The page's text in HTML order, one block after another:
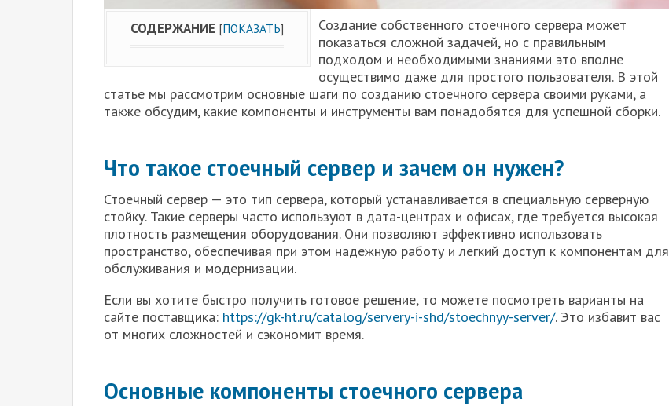
СОДЕРЖАНИЕ [ПОКАЗАТЬ]
Создание собственного стоечного сервера может
показаться сложной задачей, но с правильным
подходом и необходимыми знаниями это вполне
осуществимо даже для простого пользователя. В этой
статье мы рассмотрим основные шаги по созданию стоечного сервера своими руками, а
также обсудим, какие компоненты и инструменты вам понадобятся для успешной сборки.
Что такое стоечный сервер и зачем он нужен?
Стоечный сервер — это тип сервера, который устанавливается в специальную серверную
стойку. Такие серверы часто используют в дата-центрах и офисах, где требуется высокая
плотность размещения оборудования. Они позволяют эффективно использовать
пространство, обеспечивая при этом надежную работу и легкий доступ к компонентам для
обслуживания и модернизации.
Если вы хотите быстро получить готовое решение, то можете посмотреть варианты на
сайте поставщика: https://gk-ht.ru/catalog/servery-i-shd/stoechnyy-server/. Это избавит вас
от многих сложностей и сэкономит время.
Основные компоненты стоечного сервера